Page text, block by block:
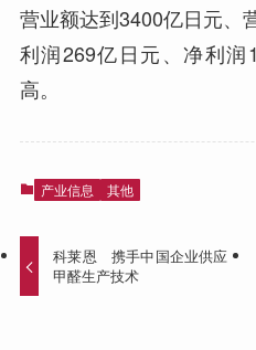
营业额达到3400亿日元、
利润269亿日元、净利
高。
产业信息 其他
科莱恩 携手中国企业供应
甲醛生产技术